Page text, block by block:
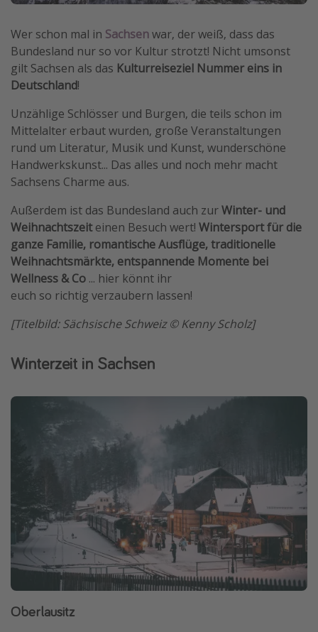
Reise Journal
Familienurlaub in der Türkei
Rundreisen in Thailand
Bahnreisen in der Schweiz
Travel Know How
Silvesterreisen
Last Minute Urlaub Mallorca
Last Minute Urlaub Deutschland
Wer schon mal in Sachsenwar, der weiß, dass das
Bundesland nur so vor Kultur strotzt! Nicht umsonst
gilt Sachsen als das Kulturreiseziel Nummer eins in
Deutschland!
Unzählige Schlösser und Burgen, die teils schon im
Mittelalter erbaut wurden, große Veranstaltungen
rund um Literatur, Musik und Kunst, wunderschöne
Handwerkskunst... Das alles und noch mehr macht
Sachsens Charme aus.
Außerdem ist das Bundesland auch zurWinter- und
Weihnachtszeiteinen Besuch wert! Wintersport für die
ganze Familie, romantische Ausflüge, traditionelle
Weihnachtsmärkte, entspannende Momente bei
Wellness & Co ... hier könnt ihr
euch so richtig verzaubern lassen!
[Titelbild: Sächsische Schweiz © Kenny Scholz]
Winterzeit in Sachsen
Oberlausitz